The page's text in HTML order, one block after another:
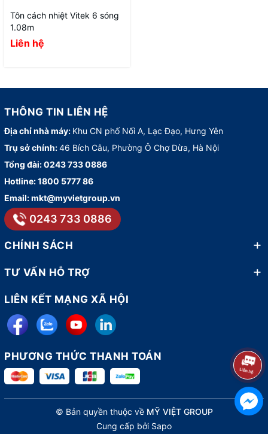
Tôn cách nhiệt Vitek 6 sóng
1.08m
Liên hệ
THÔNG TIN LIÊN HỆ
Địa chỉ nhà máy: Khu CN phố Nối A, Lạc Đạo, Hưng Yên
Trụ sở chính:46 Bích Câu, Phường Ô Chợ Dừa, Hà Nội
Tổng đài:0243 733 0886
Hotline:1800 5777 86
Email:mkt@myvietgroup.vn
0243 733 0886
CHÍNH SÁCH
TƯ VẤN HỖ TRỢ
LIÊN KẾT MẠNG XÃ HỘI
PHƯƠNG THỨC THANH TOÁN
© Bản quyền thuộc về MỸ VIỆT GROUP
Cung cấp bởi Sapo